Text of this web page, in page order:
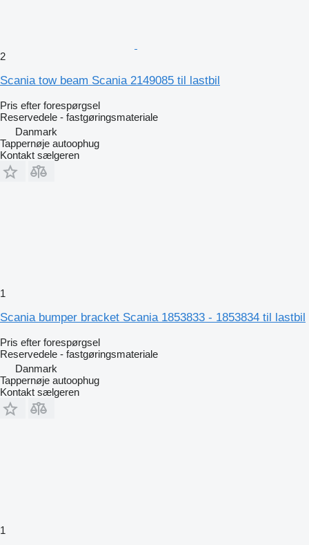
2
Scania tow beam Scania 2149085 til lastbil
Pris efter forespørgsel
Reservedele - fastgøringsmateriale
Danmark
Tappernøje autoophug
Kontakt sælgeren
1
Scania bumper bracket Scania 1853833 - 1853834 til lastbil
Pris efter forespørgsel
Reservedele - fastgøringsmateriale
Danmark
Tappernøje autoophug
Kontakt sælgeren
1